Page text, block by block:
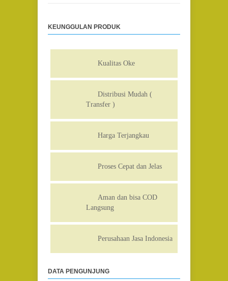
KEUNGGULAN PRODUK
Kualitas Oke
Distribusi Mudah (
Transfer )
Harga Terjangkau
Proses Cepat dan Jelas
Aman dan bisa COD
Langsung
Perusahaan Jasa Indonesia
DATA PENGUNJUNG